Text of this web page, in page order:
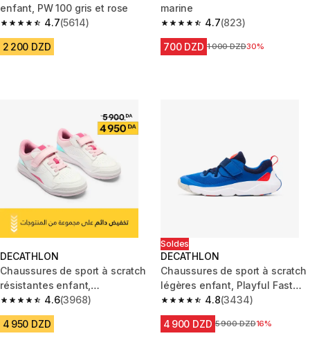
enfant, PW 100 gris et rose
4.7
4.7 out of 5 stars from 5614 reviews
(5614)
2 200 DZD
marine
4.7
4.7 out of 5 stars from 823
(823)
700 DZD Prix avant la réduction
1 000 DZD30%
DECATHLON
Chaussures de sport à scratch
résistantes enfant,
Playventure Yard blanc et rose
4.6
4.6 out of 5 stars from 3968 reviews
(3968)
4 950 DZD
Soldes
DECATHLON
Chaussures de sport à scratch
légères enfant, Playful Fast
bleu et rouge
4.8
4.8 out of 5 stars from 3434
(3434)
4 900 DZD Prix avant la réduction
5 900 DZD16%